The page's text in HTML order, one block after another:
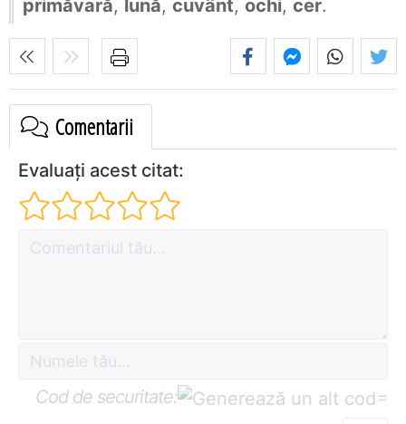
primăvară, lună, cuvânt, ochi, cer.
Comentarii
Evaluați acest citat:
Cod de securitate: =